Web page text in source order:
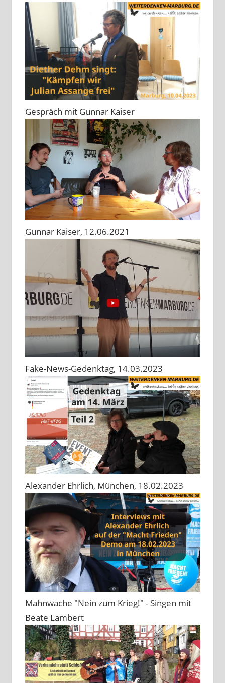
Gespräch mit Gunnar Kaiser
Gunnar Kaiser, 12.06.2021
Fake-News-Gedenktag, 14.03.2023
Alexander Ehrlich, München, 18.02.2023
Mahnwache "Nein zum Krieg!" - Singen mit
Beate Lambert